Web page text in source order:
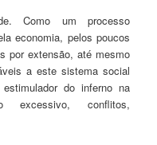
Como um processo
economia, pelos poucos
por extensão, até mesmo
a este sistema social
do inferno na
excessivo, conflitos,